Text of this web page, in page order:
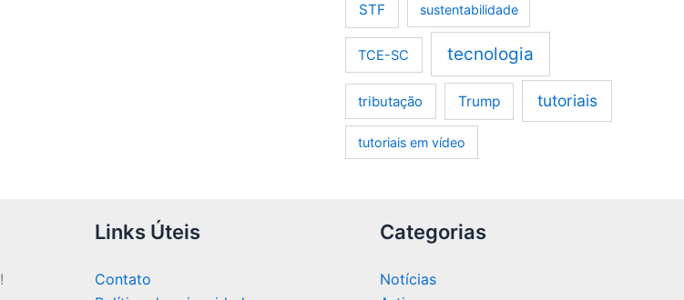
STF sustentabilidade
TCE-SC tecnologia
tributação Trump tutoriais
tutoriais em vídeo
!
Links Úteis
Contato
Categorias
Notícias